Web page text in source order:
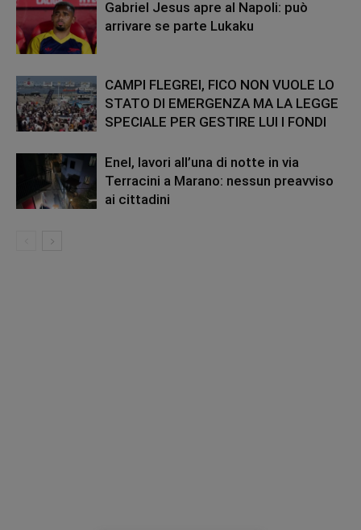
Gabriel Jesus apre al Napoli: può
arrivare se parte Lukaku
CAMPI FLEGREI, FICO NON VUOLE LO
STATO DI EMERGENZA MA LA LEGGE
SPECIALE PER GESTIRE LUI I FONDI
Enel, lavori all’una di notte in via
Terracini a Marano: nessun preavviso
ai cittadini